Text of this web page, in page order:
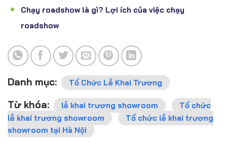
Chạy roadshow là gì? Lợi ích của việc chạy
roadshow
Danh mục: Tổ Chức Lễ Khai Trương
Từ khóa: lễ khai trương showroom
Tổ chức
lễ khai trương showroom
Tổ chức lễ khai trương
showroom tại Hà Nội